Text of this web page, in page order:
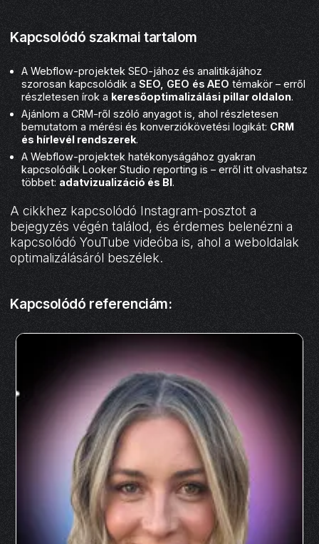
Kapcsolódó szakmai tartalom
A Webflow-projektek SEO-jához és analitikájához
szorosan kapcsolódik aSEO, GEO és AEO témakör – erről
részletesen írok a keresőoptimalizálási pillar oldalon.
Ajánlom a CRM-ről szóló anyagot is, ahol részletesen
bemutatom a mérési és konverziókövetési logikát: CRM
és hírlevél rendszerek.
A Webflow-projektek hatékonyságához gyakran
kapcsolódik Looker Studio reporting is – erről itt olvashatsz
többet: adatvizualizáció és BI.
A cikkhez kapcsolódó Instagram-posztot a
bejegyzés végén találod, és érdemes belenézni a
kapcsolódó YouTube videóba is, ahol a weboldalak
optimalizálásáról beszélek.
Kapcsolódó referenciám: